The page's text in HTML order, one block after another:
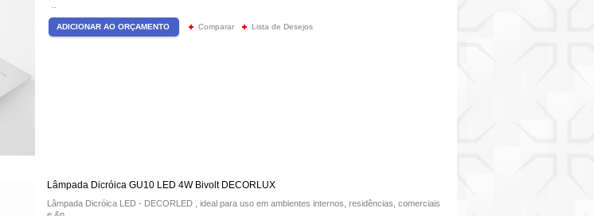
Comparar Lista de Desejos
Lâmpada Dicróica GU10 LED 4W Bivolt DECORLUX
Lâmpada Dicróica LED - DECORLED , ideal para uso em ambientes internos, residências, comerciais